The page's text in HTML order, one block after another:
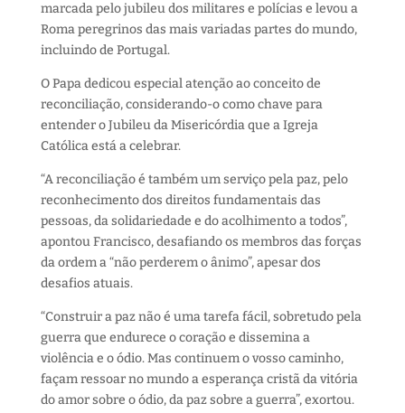
marcada pelo jubileu dos militares e polícias e levou a
Roma peregrinos das mais variadas partes do mundo,
incluindo de Portugal.
O Papa dedicou especial atenção ao conceito de
reconciliação, considerando-o como chave para
entender o Jubileu da Misericórdia que a Igreja
Católica está a celebrar.
“A reconciliação é também um serviço pela paz, pelo
reconhecimento dos direitos fundamentais das
pessoas, da solidariedade e do acolhimento a todos”,
apontou Francisco, desafiando os membros das forças
da ordem a “não perderem o ânimo”, apesar dos
desafios atuais.
“Construir a paz não é uma tarefa fácil, sobretudo pela
guerra que endurece o coração e dissemina a
violência e o ódio. Mas continuem o vosso caminho,
façam ressoar no mundo a esperança cristã da vitória
do amor sobre o ódio, da paz sobre a guerra”, exortou.